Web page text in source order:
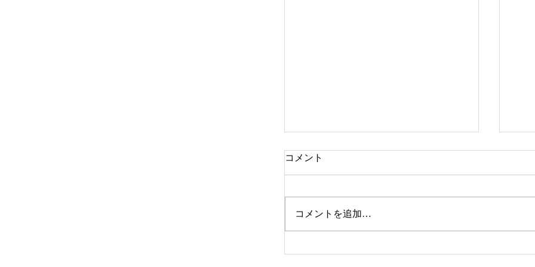
IWC2023 銀賞
コメント
コメントを追加…